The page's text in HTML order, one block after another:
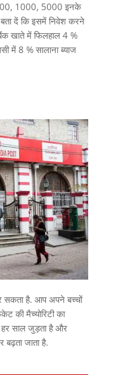
1000, 5000 इनके
दें कि इसमें निवेश करने
बैंक खाते में फिलहाल 4 %
में 8 % सालाना ब्याज
सकता है. आप अपने बच्चों
की मैच्योरिटी का
हर साल जुड़ता है और
बढ़ता जाता है.